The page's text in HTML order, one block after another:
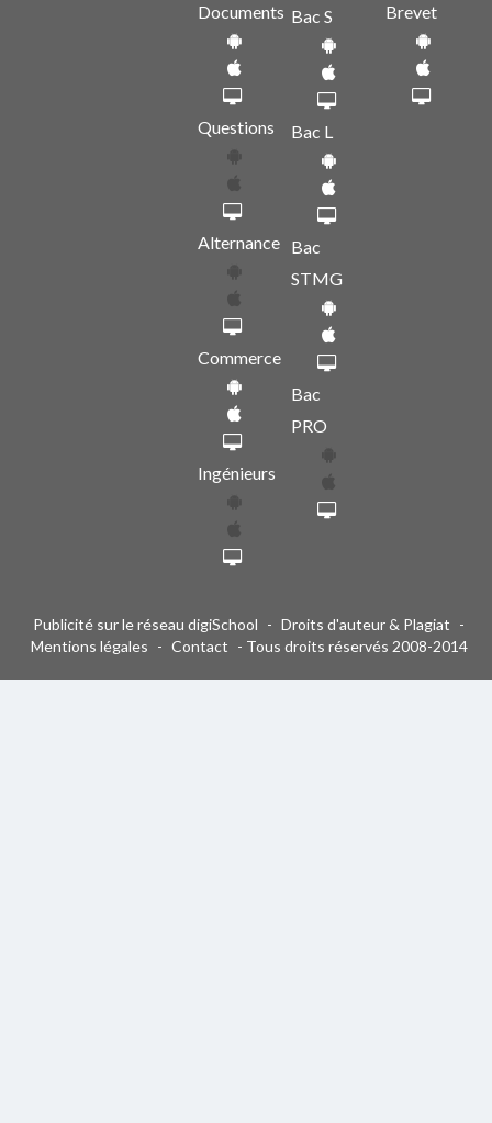
Documents
Questions
Alternance
Commerce
Ingénieurs
Bac S
Bac L
Bac
STMG
Bac
PRO
Brevet
Publicité sur le réseau digiSchool - Droits d'auteur & Plagiat -
Mentions légales - Contact - Tous droits réservés 2008-2014